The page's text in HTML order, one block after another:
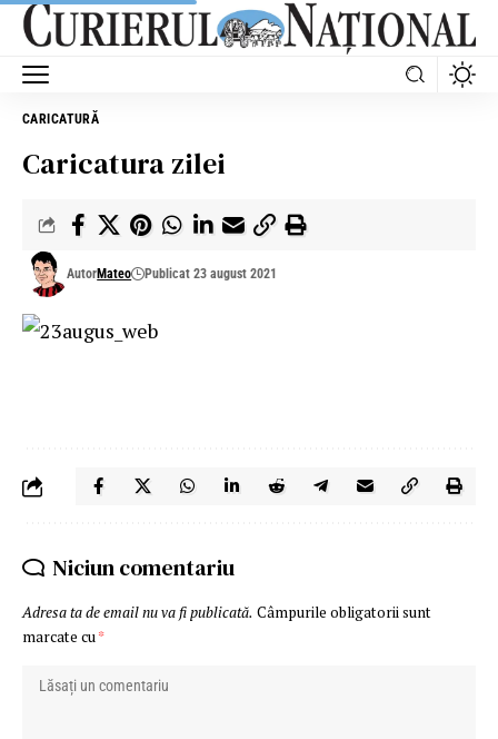
CARICATURĂ
Caricatura zilei
AutorMateo Publicat 23 august 2021
Niciun comentariu
Adresa ta de email nu va fi publicată. Câmpurile obligatorii sunt
marcate cu *